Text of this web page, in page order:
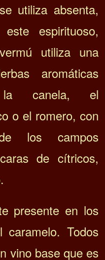
utiliza absenta,
espirituoso,
utiliza una
aromáticas
la canela, el
o el romero, con
los campos
de cítricos,
presente en los
Todos
vino base que es